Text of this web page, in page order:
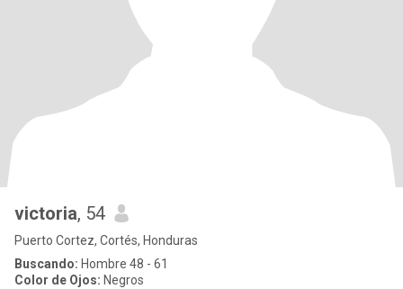
victoria, 54
Puerto Cortez, Cortés, Honduras
Buscando: Hombre 48 - 61
Color de Ojos: Negros